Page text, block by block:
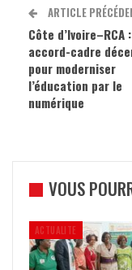
ARTICLE
Côte d’Ivoire–RCA
accord-cadre
pour moderniser
l’éducation par le
numérique
VOUS
ACTUALITE